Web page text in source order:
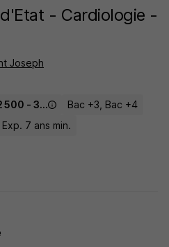
- Cardiologie -
Joseph
- 39 130 € / anBac +3, Bac +4
Exp. 7 ans min.